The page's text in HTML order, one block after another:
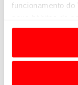
funcionamento
e anúncios de
Em alguns casos,
termos e a todo